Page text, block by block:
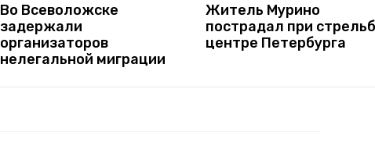
Во Всеволожске
задержали
организаторов
нелегальной миграции
Житель Мурино
пострадал при
центре Петербурга